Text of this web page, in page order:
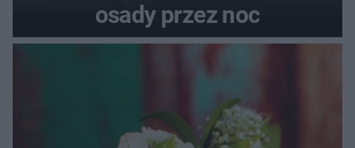
osady przez noc